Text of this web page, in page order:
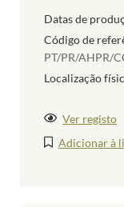
Datas de
Código de
PT/PR/AHPR/
Localização
Ver registo
Adicionar à